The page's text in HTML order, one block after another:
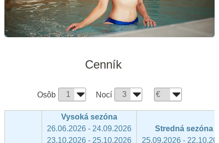
Cenník
Osôb Nocí
Vysoká sezóna
26.06.2026 - 24.09.2026
23.10.2026 - 25.10.2026
Stredná sezóna
25.09.2026 -